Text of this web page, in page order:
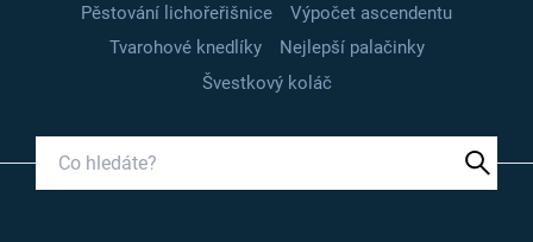
Pěstování lichořeřišnice
Výpočet ascendentu
Tvarohové knedlíky
Nejlepší palačinky
Švestkový koláč